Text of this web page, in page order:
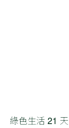
綠色生活 21